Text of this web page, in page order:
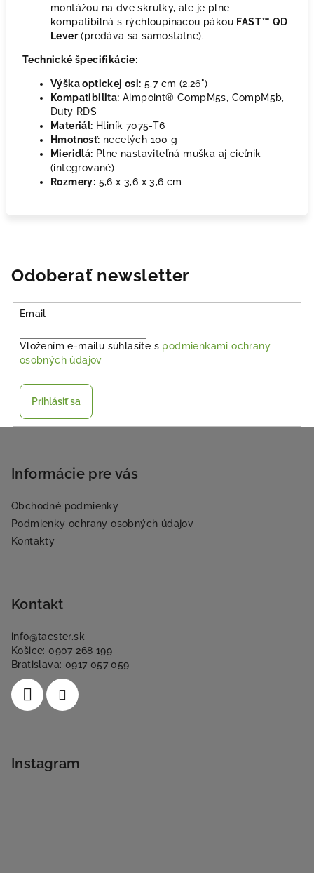
montážou na dve skrutky, ale je plne
kompatibilná s rýchloupínacou pákou FAST™ QD
Lever (predáva sa samostatne).
Technické špecifikácie:
Výška optickej osi: 5,7 cm (2,26")
Kompatibilita: Aimpoint® CompM5s, CompM5b,
Duty RDS
Materiál: Hliník 7075-T6
Hmotnosť: necelých 100 g
Mieridlá: Plne nastaviteľná muška aj cieľnik
(integrované)
Rozmery: 5,6 x 3,6 x 3,6 cm
Odoberať newsletter
Email
Vložením e-mailu súhlasíte s podmienkami ochrany
osobných údajov
Prihlásiť sa
Informácie pre vás
Obchodné podmienky
Podmienky ochrany osobných údajov
Kontakty
Kontakt
info@tacster.sk
Košice: 0907 268 199
Bratislava: 0917 057 059
Instagram